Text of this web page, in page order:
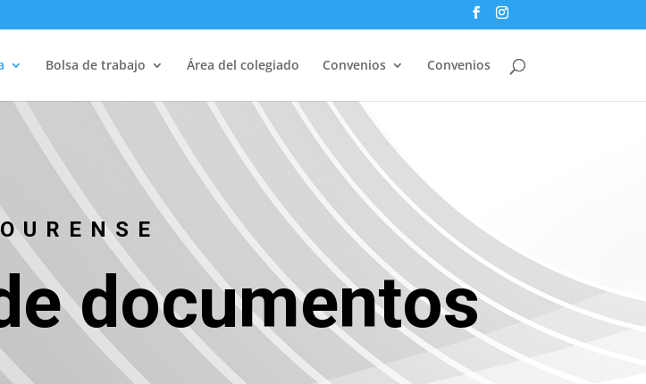
Bolsa de trabajo Área del colegiado Convenios Convenios
documentos